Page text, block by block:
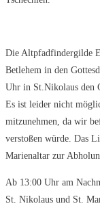
Die Altpfadfindergilde
Betlehem in den
Uhr in St.Nikolaus den
Es ist leider nicht
mitzunehmen, da wir
verstoßen würde. Das
Marienaltar zur
Ab 13:00 Uhr am
St. Nikolaus und St.